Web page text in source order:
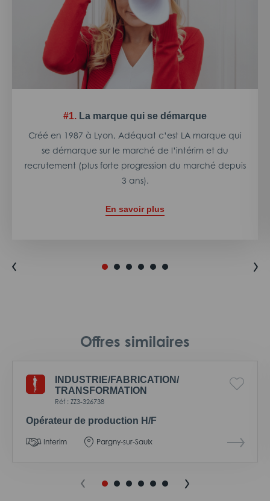
#1. La marque qui se démarque
Créé en 1987 à Lyon, Adéquat c’est LA marque qui
se démarque sur le marché de l’intérim et du
recrutement (plus forte progression du marché depuis
3 ans).
En savoir plus
Offres similaires
INDUSTRIE/FABRICATION/
TRANSFORMATION
Réf : ZZ3-326738
Opérateur de production H/F
Interim Pargny-sur-Saulx